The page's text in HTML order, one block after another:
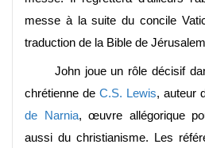
messe à la suite du concile
traduction de la Bible de
John joue un rôle décisif
chrétienne de C.S. Lewis, auteur
de Narnia, œuvre allégorique
aussi du christianisme. Les